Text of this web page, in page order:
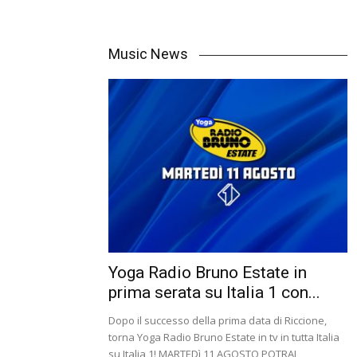
Music News
Yoga Radio Bruno Estate in
prima serata su Italia 1 con...
Dopo il successo della prima data di Riccione,
torna Yoga Radio Bruno Estate in tv in tutta Italia
su Italia 1! MARTEDì 11 AGOSTO POTRAI